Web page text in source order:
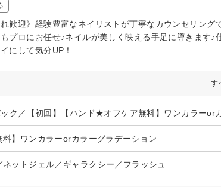
歓迎》経験豊富なネイリストが丁寧なカウンセリング
プロにお任せ♪ネイルが美しく映える手足に導きます♪
にして気分UP！
す
】ワンカラーorカラーグラデーション
ットジェル／ギャラクシー／フラッシュ